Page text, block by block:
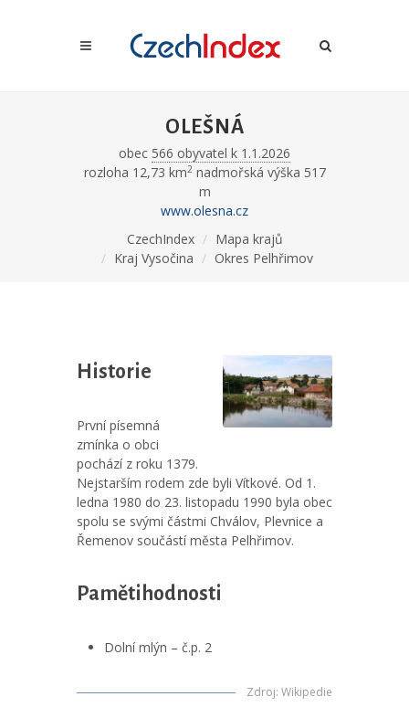
OLEŠNÁ
obec 566 obyvatel k 1.1.2026
rozloha 12,73 km2nadmořská výška 517
m
www.olesna.cz
CzechIndex
Mapa krajů
Kraj Vysočina
Okres Pelhřimov
Historie
První písemná
zmínka o obci
pochází z roku 1379.
Nejstarším rodem zde byli Vítkové. Od 1.
ledna 1980 do 23. listopadu 1990 byla obec
spolu se svými částmi Chválov, Plevnice a
Řemenov součástí města Pelhřimov.
Pamětihodnosti
Dolní mlýn – č.p. 2
Zdroj: Wikipedie